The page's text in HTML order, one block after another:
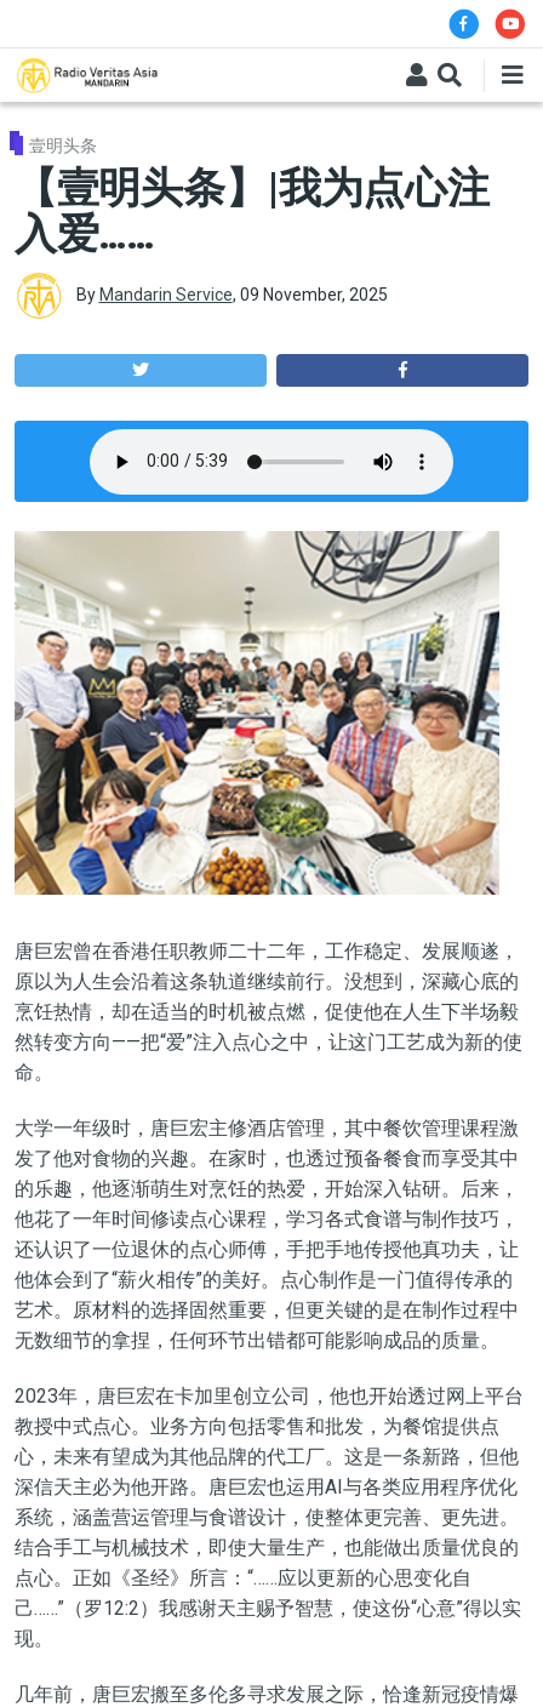
壹明头条
【壹明头条】|我为点心注
入爱……
By Mandarin Service, 09 November, 2025
唐巨宏曾在香港任职教师二十二年，工作稳定、发展顺遂，
原以为人生会沿着这条轨道继续前行。没想到，深藏心底的
烹饪热情，却在适当的时机被点燃，促使他在人生下半场毅
然转变方向——把“爱”注入点心之中，让这门工艺成为新的使
命。
大学一年级时，唐巨宏主修酒店管理，其中餐饮管理课程激
发了他对食物的兴趣。在家时，也透过预备餐食而享受其中
的乐趣，他逐渐萌生对烹饪的热爱，开始深入钻研。后来，
他花了一年时间修读点心课程，学习各式食谱与制作技巧，
还认识了一位退休的点心师傅，手把手地传授他真功夫，让
他体会到了“薪火相传”的美好。点心制作是一门值得传承的
艺术。原材料的选择固然重要，但更关键的是在制作过程中
无数细节的拿捏，任何环节出错都可能影响成品的质量。
2023年，唐巨宏在卡加里创立公司，他也开始透过网上平台
教授中式点心。业务方向包括零售和批发，为餐馆提供点
心，未来有望成为其他品牌的代工厂。这是一条新路，但他
深信天主必为他开路。唐巨宏也运用AI与各类应用程序优化
系统，涵盖营运管理与食谱设计，使整体更完善、更先进。
结合手工与机械技术，即使大量生产，也能做出质量优良的
点心。正如《圣经》所言：“……应以更新的心思变化自
己……”（罗12:2）我感谢天主赐予智慧，使这份“心意”得以实
现。
几年前，唐巨宏搬至多伦多寻求发展之际，恰逢新冠疫情爆